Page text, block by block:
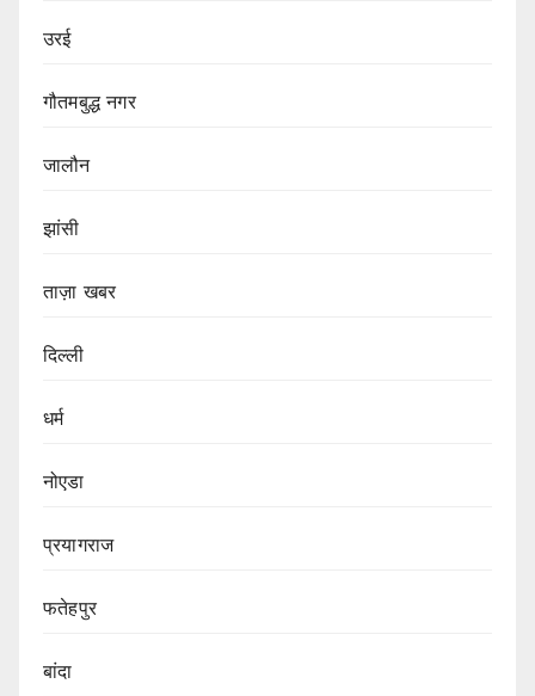
उरई
गौतमबुद्ध नगर
जालौन
झांसी
ताज़ा खबर
दिल्ली
धर्म
नोएडा
प्रयागराज
फतेहपुर
बांदा